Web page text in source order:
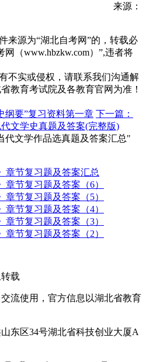
来源：
来源为“湖北自考网”的，转载必
（www.hbzkw.com）”,违者将
不实或侵权，请联系我们沟通解
教育考试院及各教育官网为准！
纲要”复习资料第一章 下一篇：
文学史真题及答案(完整版)
代文学作品选真题及答案汇总"
章节复习题及答案汇总
节复习题及答案（6）
节复习题及答案（5）
节复习题及答案（4）
节复习题及答案（3）
节复习题及答案（2）
载
流使用，官方信息以湖北省教育
东区34号湖北省科技创业大厦A